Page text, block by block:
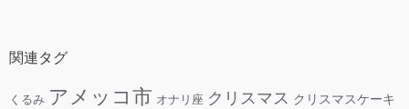
関連タグ
くるみ アメッコ市 オナリ座 クリスマス クリスマスケーキ